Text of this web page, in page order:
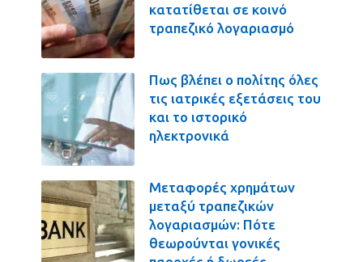
κατατίθεται σε κοινό
τραπεζικό λογαριασμό
Πως βλέπει ο πολίτης όλες
τις ιατρικές εξετάσεις του
και το ιστορικό
ηλεκτρονικά
Μεταφορές χρημάτων
μεταξύ τραπεζικών
λογαριασμών: Πότε
θεωρούνται γονικές